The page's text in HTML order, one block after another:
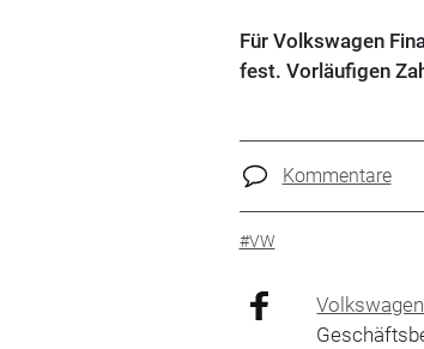
Für Volkswagen
fest. Vorläufigen
Kommentare
#VW
Volkswagen